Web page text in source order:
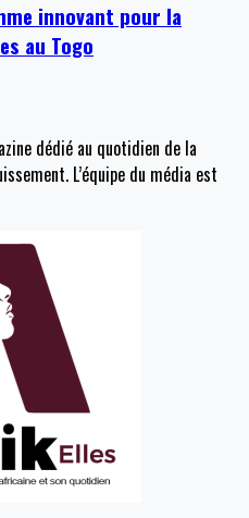
innovant pour la
au Togo
dédié au quotidien de la
L’équipe du média est